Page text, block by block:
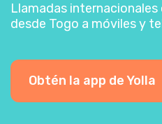
Llamadas
desde Togo a móviles y
Obtén la app de Yolla